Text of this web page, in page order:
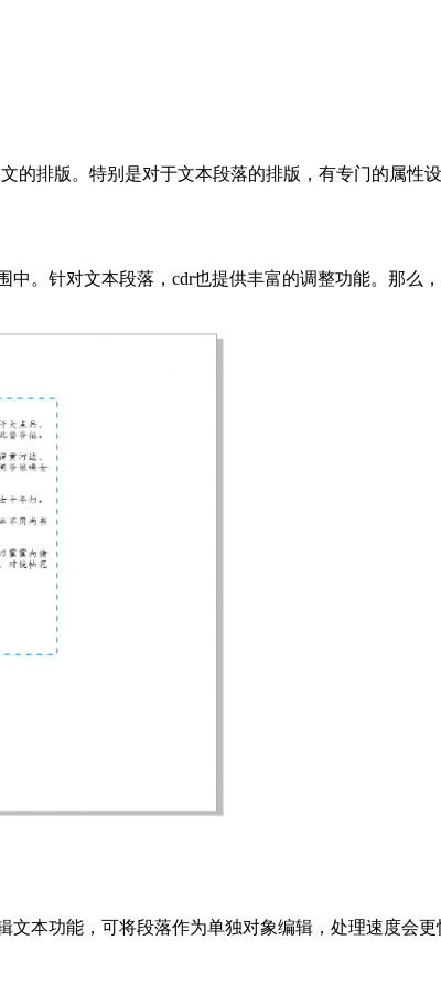
的排版。特别是对于文本段落的排版，有专门的属性
。针对文本段落，cdr也提供丰富的调整功能。那么
本功能，可将段落作为单独对象编辑，处理速度会